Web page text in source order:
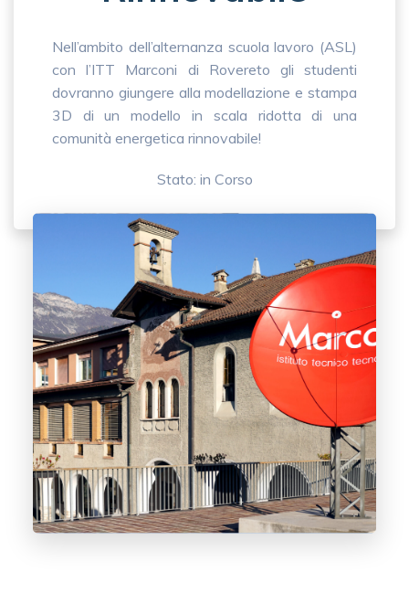
Nell’ambito dell’alternanza scuola lavoro (ASL)
con l’ITT Marconi di Rovereto gli studenti
dovranno giungere alla modellazione e stampa
3D di un modello in scala ridotta di una
comunità energetica rinnovabile!
Stato: in Corso